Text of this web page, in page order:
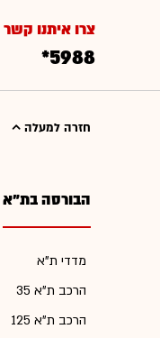
צרו איתנו קשר
*5988
חזרה למעלה
הבורסה בת"א
מדדי ת"א
הרכב ת"א 35
הרכב ת"א 125